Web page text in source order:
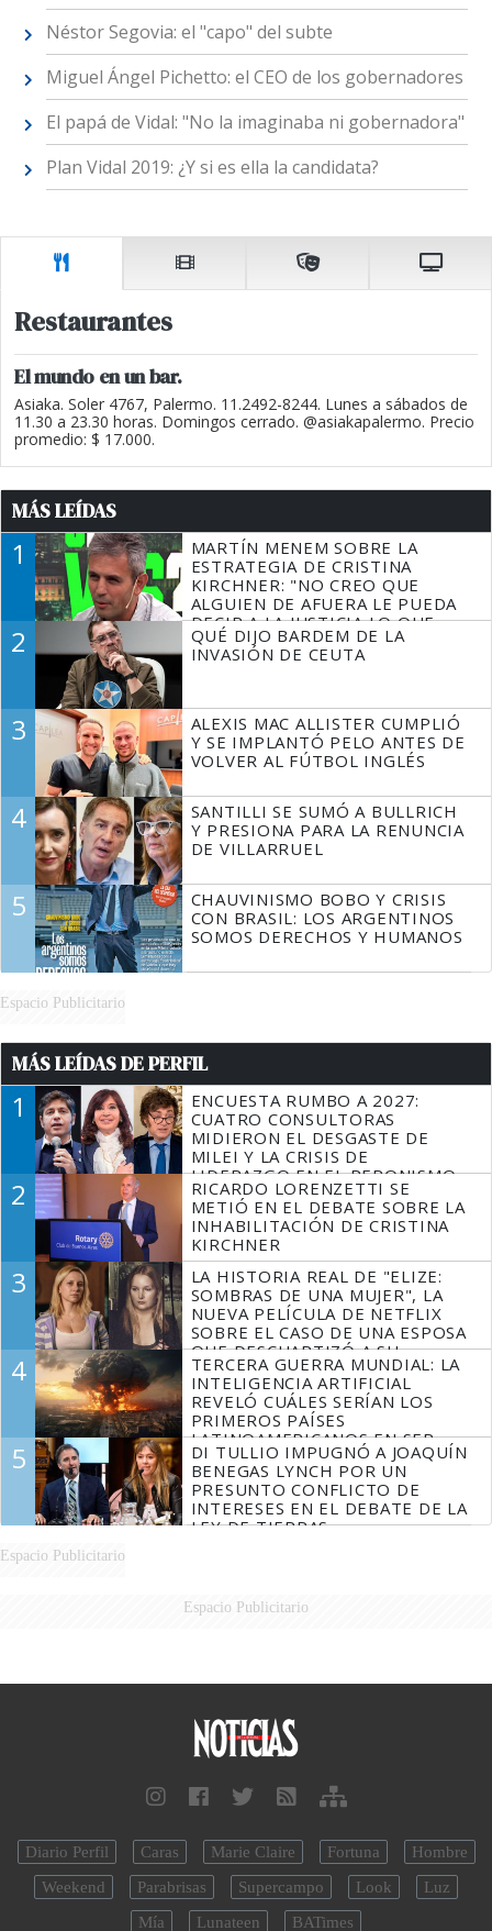
Néstor Segovia: el "capo" del subte
Miguel Ángel Pichetto: el CEO de los gobernadores
El papá de Vidal: "No la imaginaba ni gobernadora"
Plan Vidal 2019: ¿Y si es ella la candidata?
Restaurantes
El mundo en un bar.
Asiaka. Soler 4767, Palermo. 11.2492-8244. Lunes a sábados de
11.30 a 23.30 horas. Domingos cerrado. @asiakapalermo. Precio
promedio: $ 17.000.
MÁS LEÍDAS
1
MARTÍN MENEM SOBRE LA
ESTRATEGIA DE CRISTINA
KIRCHNER: "NO CREO QUE
ALGUIEN DE AFUERA LE PUEDA
DECIR A LA JUSTICIA LO QUE
TIENE QUE HACER"
2
QUÉ DIJO BARDEM DE LA
INVASIÓN DE CEUTA
3
ALEXIS MAC ALLISTER CUMPLIÓ
Y SE IMPLANTÓ PELO ANTES DE
VOLVER AL FÚTBOL INGLÉS
4
SANTILLI SE SUMÓ A BULLRICH
Y PRESIONA PARA LA RENUNCIA
DE VILLARRUEL
5
CHAUVINISMO BOBO Y CRISIS
CON BRASIL: LOS ARGENTINOS
SOMOS DERECHOS Y HUMANOS
Espacio Publicitario
MÁS LEÍDAS DE PERFIL
1
ENCUESTA RUMBO A 2027:
CUATRO CONSULTORAS
MIDIERON EL DESGASTE DE
MILEI Y LA CRISIS DE
LIDERAZGO EN EL PERONISMO
2
RICARDO LORENZETTI SE
METIÓ EN EL DEBATE SOBRE LA
INHABILITACIÓN DE CRISTINA
KIRCHNER
3
LA HISTORIA REAL DE "ELIZE:
SOMBRAS DE UNA MUJER", LA
NUEVA PELÍCULA DE NETFLIX
SOBRE EL CASO DE UNA ESPOSA
QUE DESCUARTIZÓ A SU
MARIDO
4
TERCERA GUERRA MUNDIAL: LA
INTELIGENCIA ARTIFICIAL
REVELÓ CUÁLES SERÍAN LOS
PRIMEROS PAÍSES
LATINOAMERICANOS EN SER
DERROTADOS
5
DI TULLIO IMPUGNÓ A JOAQUÍN
BENEGAS LYNCH POR UN
PRESUNTO CONFLICTO DE
INTERESES EN EL DEBATE DE LA
LEY DE TIERRAS
Espacio Publicitario
Espacio Publicitario
Diario Perfil Caras Marie Claire Fortuna
Hombre
Weekend
Parabrisas Supercampo Look
Luz
Mía
Lunateen BATimes